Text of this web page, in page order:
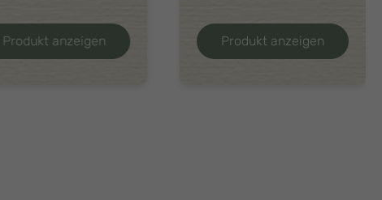
Produkt anzeigen Produkt anzeigen